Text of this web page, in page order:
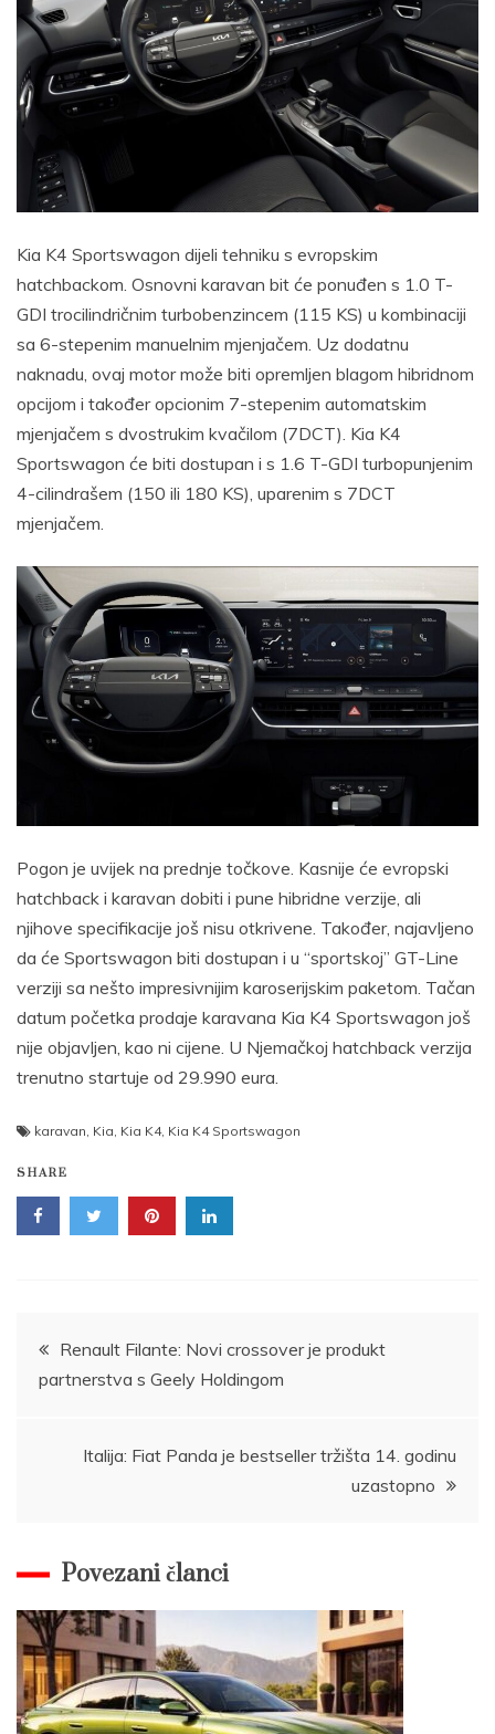
Kia K4 Sportswagon dijeli tehniku s evropskim
hatchbackom. Osnovni karavan bit će ponuđen s 1.0 T-
GDI trocilindričnim turbobenzincem (115 KS) u kombinaciji
sa 6-stepenim manuelnim mjenjačem. Uz dodatnu
naknadu, ovaj motor može biti opremljen blagom hibridnom
opcijom i također opcionim 7-stepenim automatskim
mjenjačem s dvostrukim kvačilom (7DCT). Kia K4
Sportswagon će biti dostupan i s 1.6 T-GDI turbopunjenim
4-cilindrašem (150 ili 180 KS), uparenim s 7DCT
mjenjačem.
Pogon je uvijek na prednje točkove. Kasnije će evropski
hatchback i karavan dobiti i pune hibridne verzije, ali
njihove specifikacije još nisu otkrivene. Također, najavljeno
da će Sportswagon biti dostupan i u “sportskoj” GT-Line
verziji sa nešto impresivnijim karoserijskim paketom. Tačan
datum početka prodaje karavana Kia K4 Sportswagon još
nije objavljen, kao ni cijene. U Njemačkoj hatchback verzija
trenutno startuje od 29.990 eura.
karavan, Kia, Kia K4, Kia K4 Sportswagon
SHARE
Post
navigation
Renault Filante: Novi crossover je produkt
partnerstva s Geely Holdingom
Italija: Fiat Panda je bestseller tržišta 14. godinu
uzastopno
Povezani članci